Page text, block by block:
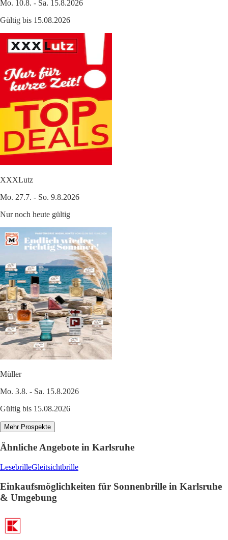
Mo. 10.8. - Sa. 15.8.2026
Gültig bis 15.08.2026
XXXLutz
Mo. 27.7. - So. 9.8.2026
Nur noch heute gültig
Müller
Mo. 3.8. - Sa. 15.8.2026
Gültig bis 15.08.2026
Mehr Prospekte
Ähnliche Angebote in Karlsruhe
LesebrilleGleitsichtbrille
Einkaufsmöglichkeiten für Sonnenbrille in Karlsruhe
& Umgebung